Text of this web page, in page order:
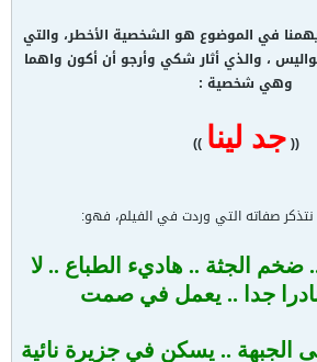
في الموضوع هو الشخصية الأخطر، والتي
، والذي أثار شكي وأرجو أن أكون واهما
وهي شخصية :
((جد لينا ))
نتذكر صفاته التي وردت في الفيلم، فهو:
الجثة .. هاديء الطباع .. لا
نادرا جدا .. يعمل في صمت
الجبهة .. يسكن في جزيرة نائية